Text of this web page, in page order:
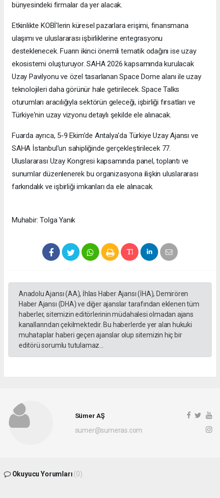
bünyesindeki firmalar da yer alacak.
Etkinlikte KOBİ'lerin küresel pazarlara erişimi, finansmana
ulaşımı ve uluslararası işbirliklerine entegrasyonu
desteklenecek. Fuarın ikinci önemli tematik odağını ise uzay
ekosistemi oluşturuyor. SAHA 2026 kapsamında kurulacak
Uzay Pavilyonu ve özel tasarlanan Space Dome alanı ile uzay
teknolojileri daha görünür hale getirilecek. Space Talks
oturumları aracılığıyla sektörün geleceği, işbirliği fırsatları ve
Türkiye'nin uzay vizyonu detaylı şekilde ele alınacak.
Fuarda ayrıca, 5-9 Ekim'de Antalya'da Türkiye Uzay Ajansı ve
SAHA İstanbul'un sahipliğinde gerçekleştirilecek 77.
Uluslararası Uzay Kongresi kapsamında panel, toplantı ve
sunumlar düzenlenerek bu organizasyona ilişkin uluslararası
farkındalık ve işbirliği imkanları da ele alınacak.
Muhabir: Tolga Yanık
Anadolu Ajansı (AA), İhlas Haber Ajansı (İHA), Demirören
Haber Ajansı (DHA) ve diğer ajanslar tarafından eklenen tüm
haberler, sitemizin editörlerinin müdahalesi olmadan ajans
kanallarından çekilmektedir. Bu haberlerde yer alan hukuki
muhataplar haberi geçen ajanslar olup sitemizin hiç bir
editörü sorumlu tutulamaz...
Sümer AŞ
sumer@sumeras.com
Okuyucu Yorumları (0)